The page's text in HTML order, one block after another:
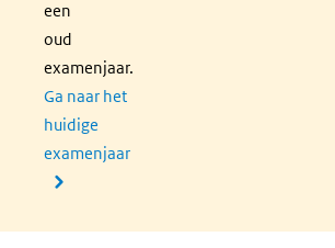
een
oud
examenjaar.
Ga naar het
huidige
examenjaar